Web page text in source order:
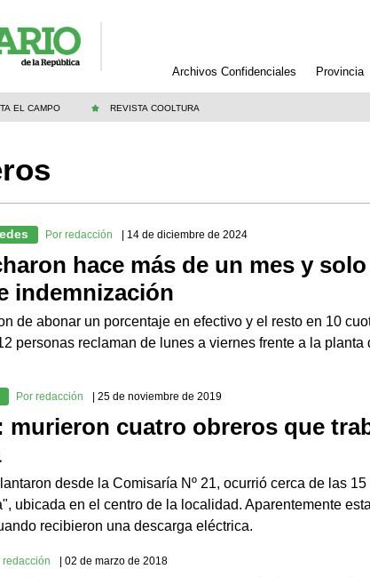
Archivos Confidenciales Provincia
EL CAMPO REVISTA COOLTURA
Por redacción | 14 de diciembre de 2024
hace más de un mes y
indemnización
de abonar un porcentaje en efectivo y el resto en 10
personas reclaman de lunes a viernes frente a la planta
Por redacción | 25 de noviembre de 2019
murieron cuatro obreros que
desde la Comisaría Nº 21, ocurrió cerca de las
ubicada en el centro de la localidad. Aparentemente
recibieron una descarga eléctrica.
redacción | 02 de marzo de 2018